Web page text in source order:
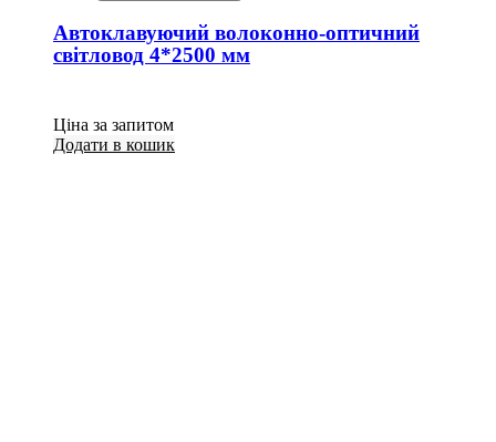
Автоклавуючий волоконно-оптичний
світловод 4*2500 мм
Ціна за запитом
Додати в кошик